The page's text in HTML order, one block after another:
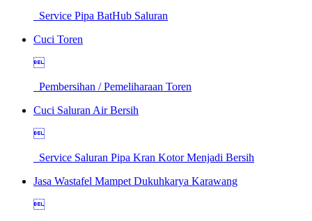
Service Pipa BatHub Saluran
Cuci Toren

Pembersihan / Pemeliharaan Toren
Cuci Saluran Air Bersih

Service Saluran Pipa Kran Kotor Menjadi Bersih
Jasa Wastafel Mampet Dukuhkarya Karawang
